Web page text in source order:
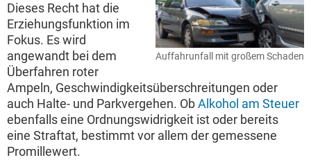
Auffahrunfall mit großem Schaden
Dieses Recht hat die
Erziehungsfunktion im
Fokus. Es wird
angewandt bei dem
Überfahren roter
Ampeln, Geschwindigkeitsüberschreitungen oder
auch Halte- und Parkvergehen. ObAlkohol am Steuer
ebenfalls eine Ordnungswidrigkeit ist oder bereits
eine Straftat, bestimmt vor allem der gemessene
Promillewert.